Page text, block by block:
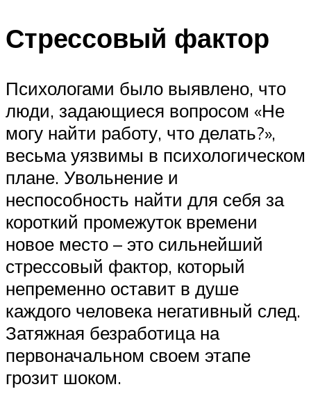
Стрессовый фактор
Психологами было выявлено, что
люди, задающиеся вопросом «Не
могу найти работу, что делать?»,
весьма уязвимы в психологическом
плане. Увольнение и
неспособность найти для себя за
короткий промежуток времени
новое место – это сильнейший
стрессовый фактор, который
непременно оставит в душе
каждого человека негативный след.
Затяжная безработица на
первоначальном своем этапе
грозит шоком.